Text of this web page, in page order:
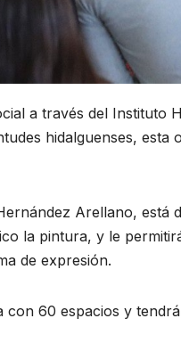
a través del Instituto
hidalguenses, esta
Arellano, está
la pintura, y le
de expresión.
60 espacios y